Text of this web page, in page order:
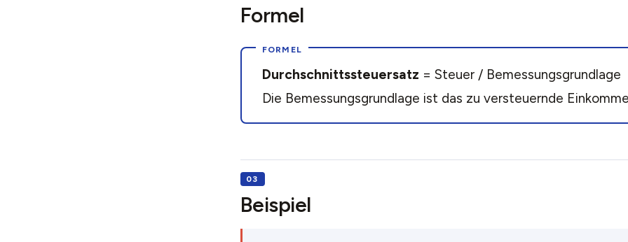
Formel
Durchschnittssteuersatz = Steuer / Bemessungsgrundlage
Die Bemessungsgrundlage ist das zu versteuernde
Beispiel